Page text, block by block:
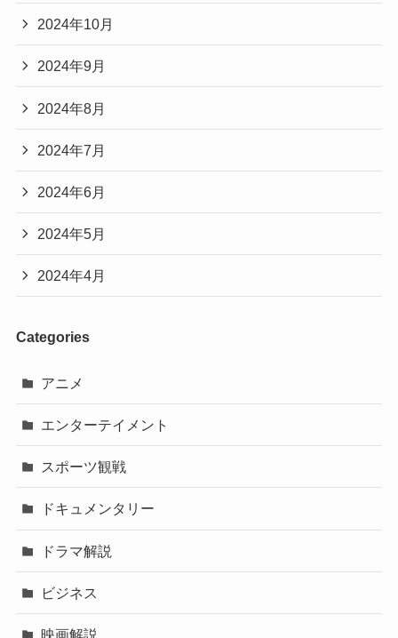
2024年10月
2024年9月
2024年8月
2024年7月
2024年6月
2024年5月
2024年4月
Categories
アニメ
エンターテイメント
スポーツ観戦
ドキュメンタリー
ドラマ解説
ビジネス
映画解説